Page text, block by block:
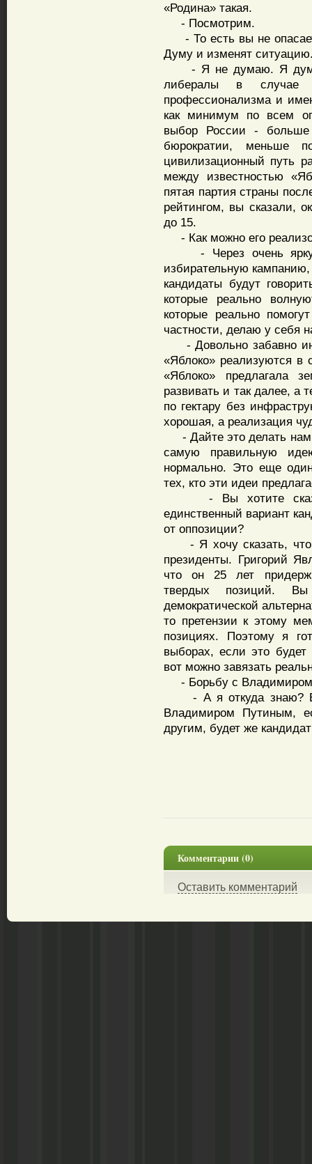
«Родина» такая.
- Посмотрим.
- То есть вы не
Думу и изменят
- Я не думаю. Я
либералы в случае
профессионализма и
как минимум по всем
выбор России -
бюрократии, меньше
цивилизационный путь
между известностью
пятая партия страны
рейтингом, вы сказали,
до 15.
- Как можно его
- Через очень
избирательную
кандидаты будут
которые реально
которые реально
частности, делаю у себя
- Довольно забавно
«Яблоко» реализуются в
«Яблоко» предлагала
развивать и так далее, а
по гектару без
хорошая, а реализация
- Дайте это делать
самую правильную
нормально. Это еще
тех, кто эти идеи
- Вы хотите
единственный вариант
от оппозиции?
- Я хочу сказать, что
президенты. Григорий
что он 25 лет
твердых позиций.
демократической
то претензии к этому
позициях. Поэтому я
выборах, если это
вот можно завязать
- Борьбу с Владимиром
- А я откуда знаю?
Владимиром Путиным,
другим, будет же
Комментарии (0)
Оставить комментарий